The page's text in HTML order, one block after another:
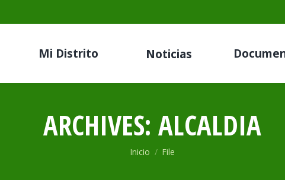
Mi Distrito Noticias
ARCHIVES: ALCALDIA
Estás aquí:
Inicio File